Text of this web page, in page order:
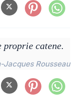
catene.
Rousseau